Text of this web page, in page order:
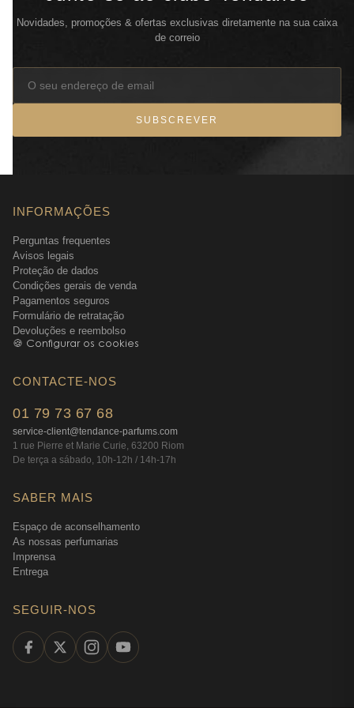
Novidades, promoções & ofertas exclusivas diretamente na sua caixa
de correio
SUBSCREVER
INFORMAÇÕES
Perguntas frequentes
Avisos legais
Proteção de dados
Condições gerais de venda
Pagamentos seguros
Formulário de retratação
Devoluções e reembolso
🍪 Configurar os cookies
CONTACTE-NOS
01 79 73 67 68
service-client@tendance-parfums.com
1 rue Pierre et Marie Curie, 63200 Riom
De terça a sábado, 10h-12h / 14h-17h
SABER MAIS
Espaço de aconselhamento
As nossas perfumarias
Imprensa
Entrega
SEGUIR-NOS